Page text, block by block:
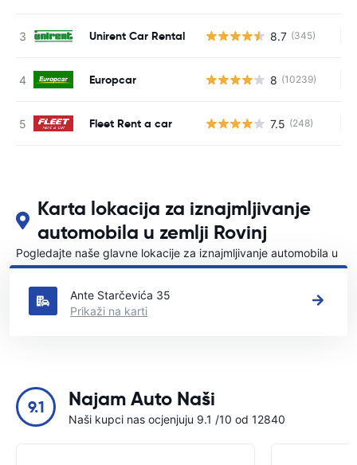
Unirent Car Rental 8.7 (345)
Europcar 8 (10239)
Fleet Rent a car 7.5 (248)
Karta lokacija za iznajmljivanje
automobila u zemlji Rovinj
Pogledajte naše glavne lokacije za iznajmljivanje automobila u
Rovinj
Ante Starčevića 35
Prikaži na karti
9.1 Najam Auto Naši
Naši kupci nas ocjenjuju 9.1 /10 od 12840